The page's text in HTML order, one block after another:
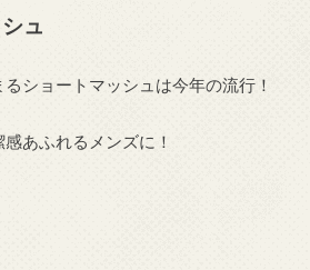
ュ
ショートマッシュは今年の流行！
あふれるメンズに！